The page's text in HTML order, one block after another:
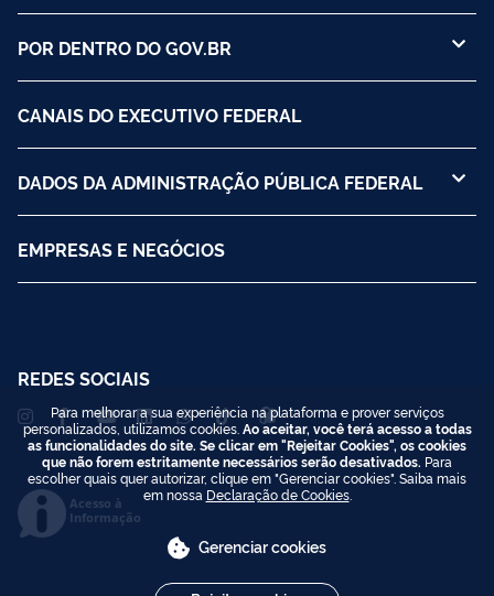
POR DENTRO DO GOV.BR
CANAIS DO EXECUTIVO FEDERAL
DADOS DA ADMINISTRAÇÃO PÚBLICA FEDERAL
EMPRESAS E NEGÓCIOS
REDES SOCIAIS
Acesso à
Informação
Para melhorar a sua experiência na plataforma e prover serviços
personalizados, utilizamos cookies. Ao aceitar, você terá acesso a todas
as funcionalidades do site. Se clicar em "Rejeitar Cookies", os cookies
que não forem estritamente necessários serão desativados. Para
escolher quais quer autorizar, clique em "Gerenciar cookies". Saiba mais
em nossa Declaração de Cookies.
Gerenciar cookies